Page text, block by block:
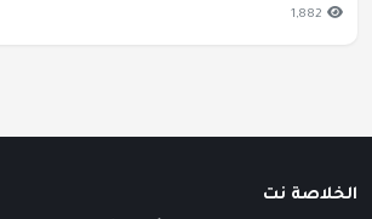
1,882
الخلاصة نت